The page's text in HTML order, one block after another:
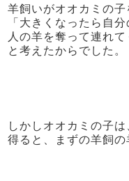
羊飼いがオオカミの
「大きくなったら自
人の羊を奪って連れて
と考えたからでした。
しかしオオカミの子
得ると、まずの羊飼の